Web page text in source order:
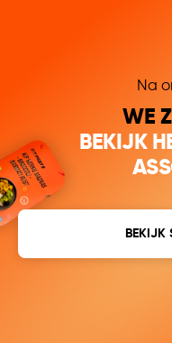
Na
WE
BEKIJK
BEKIJK